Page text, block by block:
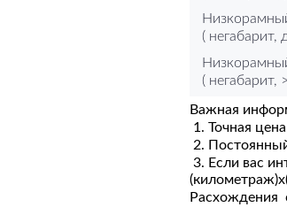
( негабарит,
( негабарит,
Важная
1. Точная
2.
3. Если вас
Расхождения